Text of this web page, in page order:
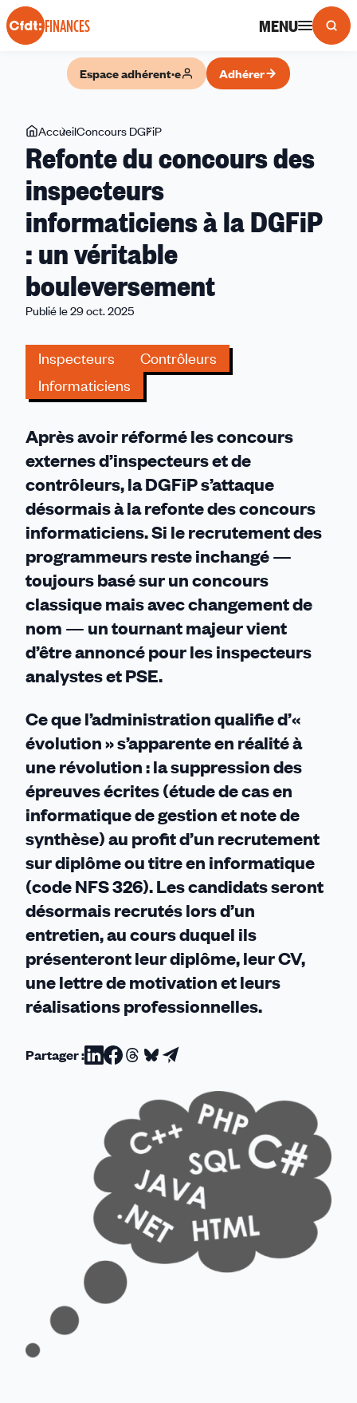
Panneau de gestion des cookies
FINANCES MENU
Espace adhérent·e Adhérer
Vous
êtes
ici
AccueilConcours DGFiP
du
des
inspecteurs
informaticiens
à
DGFiP
véritable
bouleversement
Refonte du concours des
inspecteurs
informaticiens à la DGFiP
: un véritable
bouleversement
Publié le 29 oct. 2025
Inspecteurs
Contrôleurs
Informaticiens
Après avoir réformé les concours
externes d’inspecteurs et de
contrôleurs, la DGFiP s’attaque
désormais à la refonte des concours
informaticiens. Si le recrutement des
programmeurs reste inchangé —
toujours basé sur un concours
classique mais avec changement de
nom — un tournant majeur vient
d’être annoncé pour les inspecteurs
analystes et PSE.
Ce que l’administration qualifie d’«
évolution » s’apparente en réalité à
une révolution : la suppression des
épreuves écrites (étude de cas en
informatique de gestion et note de
synthèse) au profit d’un recrutement
sur diplôme ou titre en informatique
(code NFS 326). Les candidats seront
désormais recrutés lors d’un
entretien, au cours duquel ils
présenteront leur diplôme, leur CV,
une lettre de motivation et leurs
réalisations professionnelles.
Partager :Partager
Linkedin
Partager
Facebook
Partager
Threads
Partager
Bluesky
Partager
email